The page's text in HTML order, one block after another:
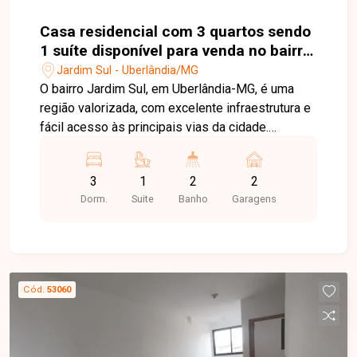
Casa residencial com 3 quartos sendo
1 suíte disponível para venda no bairro
Jardim Sul em Uberlândia-MG
Jardim Sul - Uberlândia/MG
O bairro Jardim Sul, em Uberlândia-MG, é uma
região valorizada, com excelente infraestrutura e
fácil acesso às principais vias da cidade.
restaurantes e diversos serviços, oferece
praticidade, conforto e qualidade de vida para
toda a família. Casa com aproximadamente
suíte com móveis planejados, penteadeira com
iluminação em LED, espelhos e ar-condicionado,
banheiro social e banheiro da suíte com armários
planejados e chuveiros. A cozinha é completa,
3
Dorm.
1
Suite
2
Banho
2
Garagens
Cód. 53060